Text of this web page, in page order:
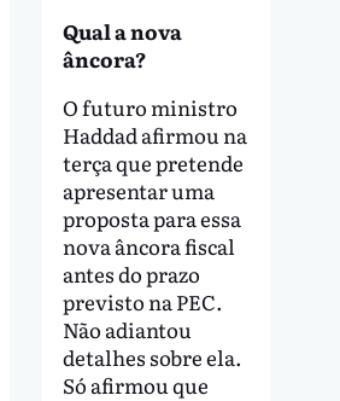
Qual a nova
âncora?
O futuro ministro
Haddad afirmou na
terça que pretende
apresentar uma
proposta para essa
nova âncora fiscal
antes do prazo
previsto na PEC.
Não adiantou
detalhes sobre ela.
Só afirmou que